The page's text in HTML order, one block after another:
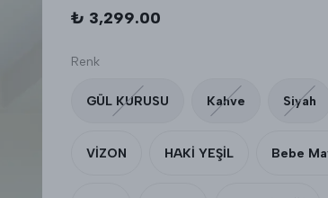
₺ 3,299.00
Renk
GÜL KURUSU Kahve Siyah
VİZON HAKİ YEŞİL Bebe